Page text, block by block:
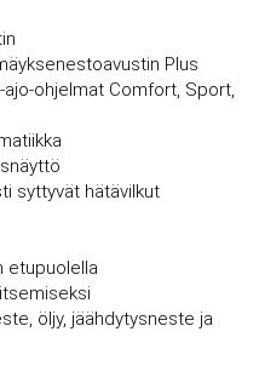
Plus
ohjelmat Comfort, Sport,
syttyvät hätävilkut
etupuolella
öljy, jäähdytysneste ja